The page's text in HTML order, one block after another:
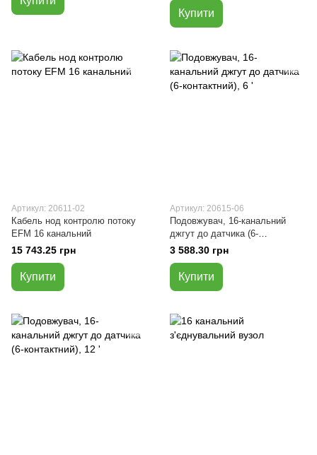
Купити
Артикул: 20611-02
Кабель нод контролю потоку
EFM 16 канальний
15 743.25 грн
Купити
Артикул: 20615-06
Подовжувач, 16-канальний
джгут до датчика (6-
контактний), 6 '
3 588.30 грн
Купити